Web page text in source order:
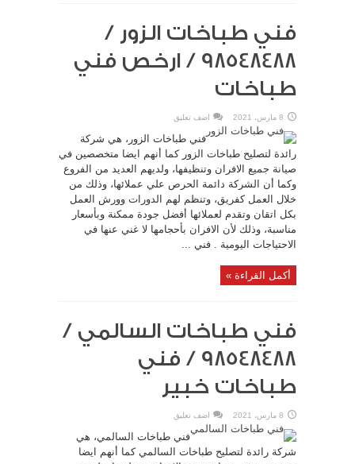
فني طباخات الزور /
98548488 / ارخص فني
طباخات
8 مارس، 2021 اضف تعليق
فني طباخات الزور، هي شركة
رائدة لتصليح طباخات الزور كما أنهم ايضا متخصصين في
صيانة جميع الافران وتنظيفها، ولديهم العديد من الفروع
وكما أن الشركة دائمة الحرص علي عملائها، وذلك من
خلال العمل كفريق، وتنظم لهم الدورات وورش العمل
بكل اتقان وتقدم لعملائها أفضل جودة ممكنة وبأسعار
مناسبة، وذلك لأن الافران بأحجامها لا غني عنها في
الاحتياجات اليومية . فني ...
أكمل القراءة »
فني طباخات السالمي /
98548488 / فني
طباخات خبير
8 مارس، 2021 اضف تعليق
فني طباخات السالمي، هي
شركة رائدة لتصليح طباخات السالمي كما أنهم ايضا